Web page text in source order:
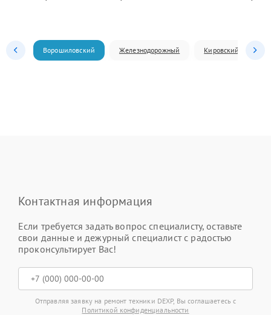
Ворошиловский Железнодорожный Кировский
Контактная информация
Если требуется задать вопрос специалисту, оставьте
свои данные и дежурный специалист с радостью
проконсультирует Вас!
Отправляя заявку на ремонт техники DEXP, Вы соглашаетесь с
Политикой конфиденциальности